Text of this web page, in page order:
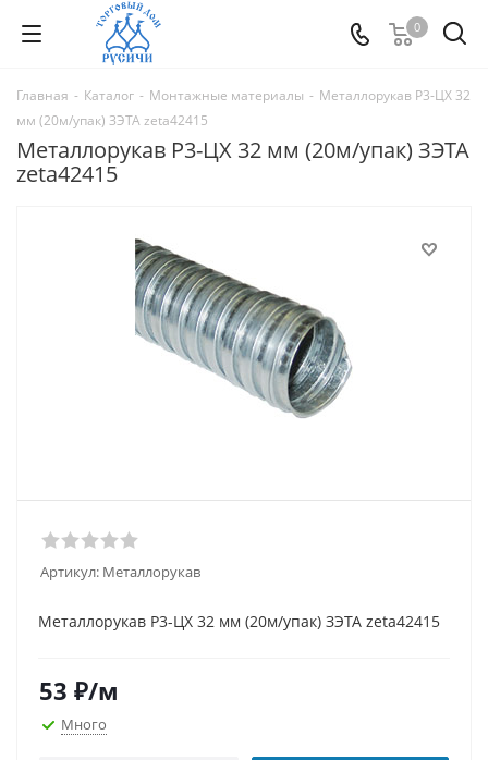
0
Главная - Каталог - Монтажные материалы - Металлорукав Р3-ЦХ 32
мм (20м/упак) ЗЭТА zeta42415
Металлорукав Р3-ЦХ 32 мм (20м/упак) ЗЭТА
zeta42415
Артикул: Металлорукав
Металлорукав Р3-ЦХ 32 мм (20м/упак) ЗЭТА zeta42415
53 ₽/м
Много